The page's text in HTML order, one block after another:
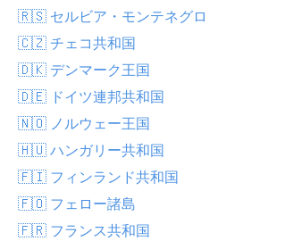
19.2°C
16.4°C
14.3°C
🇷🇸 セルビア・モンテネグロ
🇨🇿 チェコ共和国
🇩🇰 デンマーク王国
🇩🇪 ドイツ連邦共和国
🇳🇴 ノルウェー王国
🇭🇺 ハンガリー共和国
🇫🇮 フィンランド共和国
🇫🇴 フェロー諸島
🇫🇷 フランス共和国